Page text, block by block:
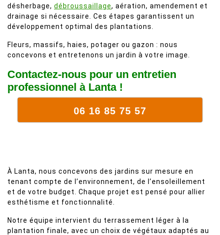
désherbage, débroussaillage, aération, amendement et
drainage si nécessaire. Ces étapes garantissent un
développement optimal des plantations.
Fleurs, massifs, haies, potager ou gazon : nous
concevons et entretenons un jardin à votre image.
Contactez-nous pour un entretien
professionnel à Lanta !
06 16 85 75 57
À Lanta, nous concevons des jardins sur mesure en
tenant compte de l’environnement, de l’ensoleillement
et de votre budget. Chaque projet est pensé pour allier
esthétisme et fonctionnalité.
Notre équipe intervient du terrassement léger à la
plantation finale, avec un choix de végétaux adaptés au